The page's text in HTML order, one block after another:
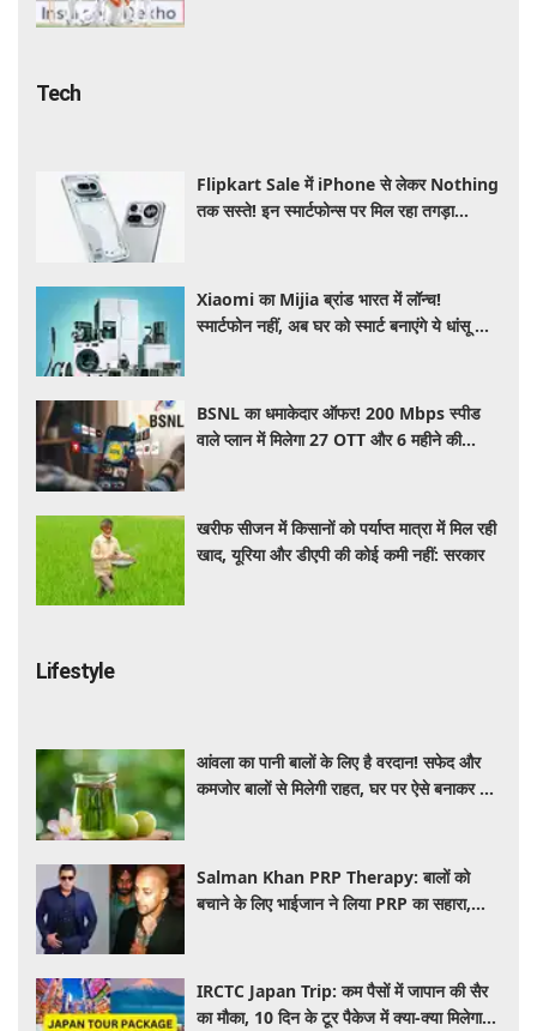
Tech
Flipkart Sale में iPhone से लेकर Nothing
तक सस्ते! इन स्मार्टफोन्स पर मिल रहा तगड़ा
Xiaomi का Mijia ब्रांड भारत में लॉन्च!
स्मार्टफोन नहीं, अब घर को स्मार्ट बनाएंगे ये धांसू होम
BSNL का धमाकेदार ऑफर! 200 Mbps स्पीड
वाले प्लान में मिलेगा 27 OTT और 6 महीने की
खरीफ सीजन में किसानों को पर्याप्त मात्रा में मिल रही
खाद, यूरिया और डीएपी की कोई कमी नहीं: सरकार
Lifestyle
आंवला का पानी बालों के लिए है वरदान! सफेद और
कमजोर बालों से मिलेगी राहत, घर पर ऐसे बनाकर करें
Salman Khan PRP Therapy: बालों को
बचाने के लिए भाईजान ने लिया PRP का सहारा,
IRCTC Japan Trip: कम पैसों में जापान की सैर
का मौका, 10 दिन के टूर पैकेज में क्या-क्या मिलेगा?